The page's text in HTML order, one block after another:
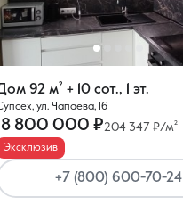
92 м² + 10 сот., 1 эт.
ул. Чапаева, 16
800 000 ₽204 347 ₽/м²
Эксклюзив
+7 (800) 600-70-24